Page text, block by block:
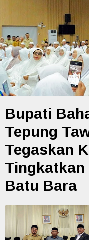
Bupati
Tepung
Tegaskan
Tingkatkan
Batu Bara